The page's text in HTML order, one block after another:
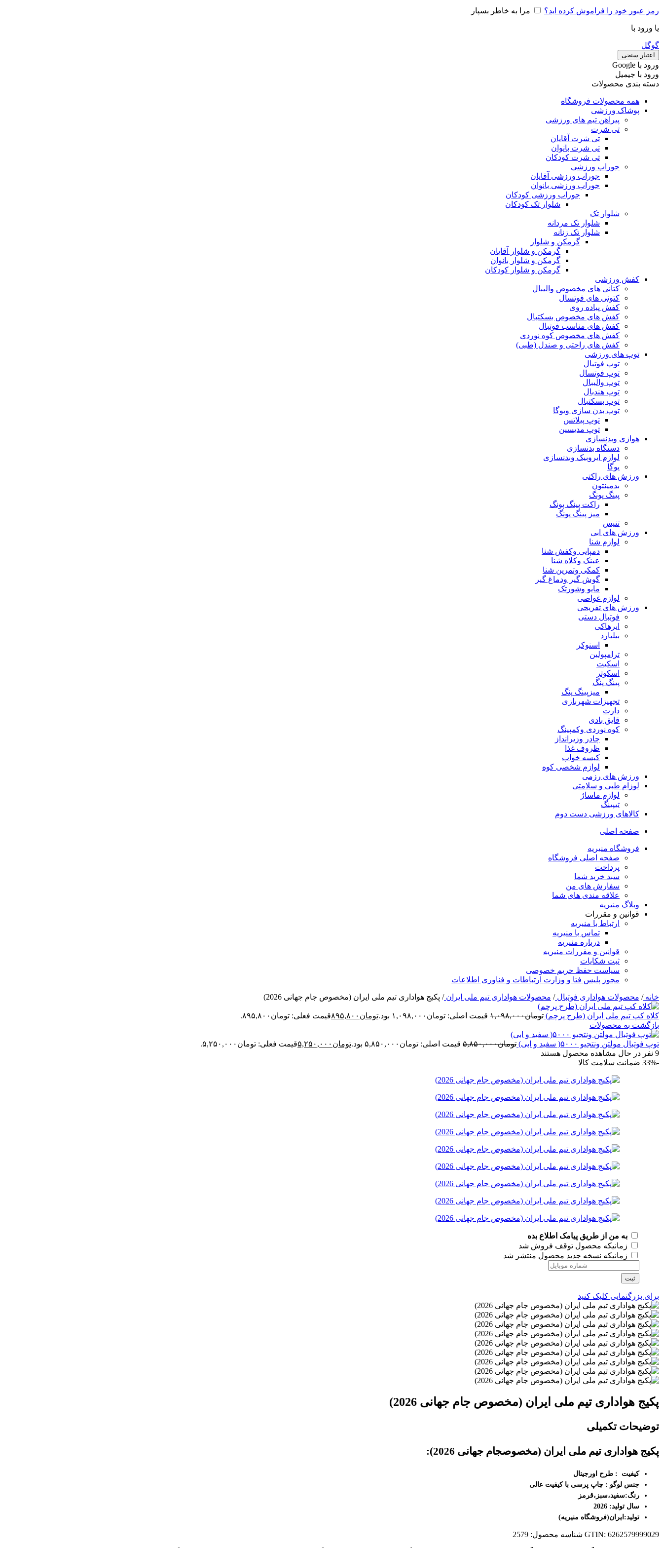
رمز عبور خود را فراموش کرده اید؟ مرا به خاطر بسپار
یا ورود با
گوگل
اعتبار سنجی
ورود با ‫Google
ورود با جیمیل
دسته بندی محصولات
همه محصولات فروشگاه
پوشاک ورزشی
پیراهن تیم های ورزشی
تی شرت
تی شرت آقایان
تی شرت بانوان
تی شرت کودکان
جوراب ورزشی
جوراب ورزشی آقایان
جوراب ورزشی بانوان
جوراب ورزشی کودکان
شلوار تک کودکان
شلوار تک
شلوار تک مردانه
شلوار تک زنانه
گرمکن و شلوار
گرمکن و شلوار آقایان
گرمکن و شلوار بانوان
گرمکن و شلوار کودکان
کفش ورزشی
کتانی های مخصوص والیبال
کتونی های فوتسال
کفش پیاده روی
کفش های مخصوص بسکتبال
کفش های مناسب فوتبال
کفش های مخصوص کوه نوردی
کفش های راحتی و صندل (طبی)
توپ های ورزشی
توپ فوتبال
توپ فوتسال
توپ والیبال
توپ هندبال
توپ بسکتبال
توپ بدن سازی ویوگا
توپ پیلاتس
توپ مدیسین
هوازی وبدنسازی
دستگاه بدنسازی
لوازم ایروبیک وبدنسازی
یوگا
ورزش های راکتی
بدمینتون
پینگ پونگ
راکت پینگ پونگ
میز پینگ پونگ
تنیس
ورزش های ابی
لوازم شنا
دمپایی وکفش شنا
عینک وکلاه شنا
کمکی وتمرین شنا
گوش گیر ودماغ گیر
مایو وشورتک
لوازم غواصی
ورزش های تفریحی
فوتبال دستی
ایرهاکی
بیلیارد
اسنوکر
ترامپولین
اسکیت
اسکوتر
پینگ پنگ
میزپینگ پنگ
تجهیزات شهربازی
دارت
قایق بادی
کوه نوردی وکمپینگ
چادر وزیرانداز
ظروف غذا
کیسه خواب
لوازم شخصی کوه
ورزش های رزمی
لوزام طبی و سلامتی
لوازم ماساژ
تیپینگ
کالاهای ورزشی دست دوم
صفحه اصلی
فروشگاه منیریه
صفحه اصلی فروشگاه
پرداخت
سبد خرید شما
سفارش های من
علاقه مندی های شما
وبلاگ منیریه
قوانین و مقررات
ارتباط با منیریه
تماس با منیریه
درباره منیریه
قوانین و مقررات منیریه
ثبت شکایات
سیاست حفظ حریم خصوصی
مجوز پلیس فتا و وزارت ارتباطات و فناوری اطلاعات
خانه/ محصولات هواداری فوتبال/ محصولات هواداری تیم ملی ایران/ پکیج هواداری تیم ملی ایران (مخصوص جام جهانی 2026)
کلاه کپ تیم ملی ایران (طرح پرچم) تومان۱,۰۹۸,۰۰۰ قیمت اصلی: تومان۱,۰۹۸,۰۰۰ بود. تومان ۸۹۵,۸۰۰قیمت فعلی: تومان۸۹۵,۸۰۰.
بازگشت به محصولات
توپ فوتبال مولتن ونتجیو ۵۰۰۰( سفید و ابی) تومان۵,۸۵۰,۰۰۰ قیمت اصلی: تومان۵,۸۵۰,۰۰۰ بود. تومان ۵,۲۵۰,۰۰۰قیمت فعلی: تومان۵,۲۵۰,۰۰۰.
9 نفر در حال مشاهده محصول هستند
-33%
ضمانت سلامت کالا
به من از طریق پیامک اطلاع بده
زمانیکه محصول توقف فروش شد
زمانیکه نسخه جدید محصول منتشر شد
ثبت
برای بزرگنمایی کلیک کنید
پکیج هواداری تیم ملی ایران (مخصوص جام جهانی 2026)
توضیحات تکمیلی
پکیج هواداری تیم ملی ایران (مخصوصجام جهانی 2026 )
:
کیفیت : طرح اورجینال
جنس لوگو : چاپ پرسی با کیفیت عالی
رنگ:سفید،سبز،قرمز
سال تولید: 2026
تولید:ایران(فروشگاه منیریه)
GTIN: 6262579999029 شناسه محصول: 2579